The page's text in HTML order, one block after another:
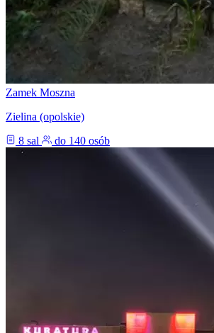
Zamek Moszna
Zielina (opolskie)
8 sal
do 140 osób